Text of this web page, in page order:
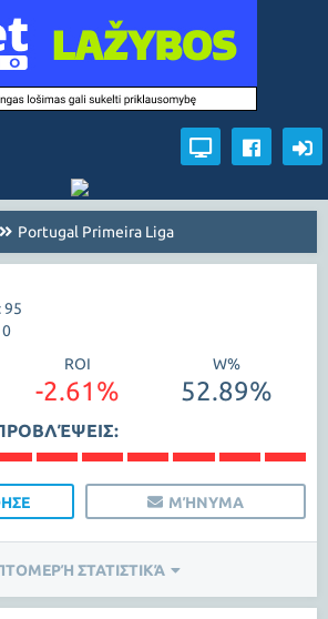
Portugal Primeira Liga
95
0
ROI
-2.61%
W%
52.89%
ΜΉΝΥΜΑ
ΣΤΑΤΙΣΤΙΚΆ